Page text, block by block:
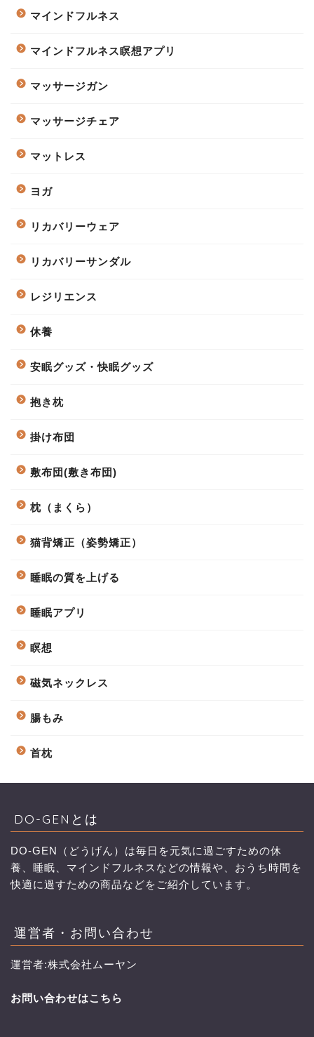
マインドフルネス
マインドフルネス瞑想アプリ
マッサージガン
マッサージチェア
マットレス
ヨガ
リカバリーウェア
リカバリーサンダル
レジリエンス
休養
安眠グッズ・快眠グッズ
抱き枕
掛け布団
敷布団(敷き布団)
枕（まくら）
猫背矯正（姿勢矯正）
睡眠の質を上げる
睡眠アプリ
瞑想
磁気ネックレス
腸もみ
首枕
DO-GENとは
DO-GEN（どうげん）は毎日を元気に過ごすための休
養、睡眠、マインドフルネスなどの情報や、おうち時間を
快適に過すための商品などをご紹介しています。
運営者・お問い合わせ
運営者:株式会社ムーヤン
お問い合わせはこちら